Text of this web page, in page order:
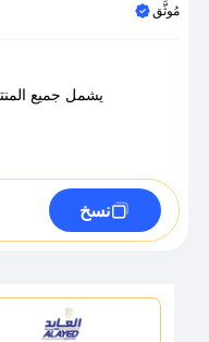
مُوثَّق
يشمل جميع
نسخ